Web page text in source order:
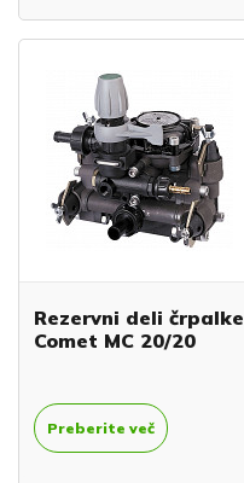
Rezervni deli črpalke
Comet MC 20/20
Preberite več